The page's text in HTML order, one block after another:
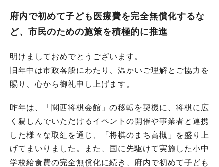
府内で初めて子ども医療費を完全無償化するな
ど、市民のための施策を積極的に推進
明けましておめでとうございます。
旧年中は市政各般にわたり、温かいご理解とご協力を
賜り、心から御礼申し上げます。
昨年は、「関西将棋会館」の移転を契機に、将棋に広
く親しんでいただけるイベントの開催や事業者と連携
した様々な取組を通じ、「将棋のまち高槻」を盛り上
げてまいりました。また、国に先駆けて実施した小中
学校給食費の完全無償化に続き、府内で初めて子ども